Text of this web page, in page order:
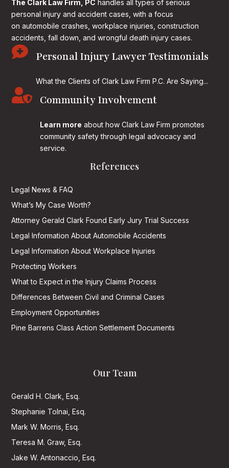
The Clark Law Firm, PC handles all types of serious
personal injury and accident cases, with a focus
on automobile crashes, workplace injuries, construction
accidents, fall down, and wrongful death injury cases.
 Personal Injury Lawyer Testimonials
What the Clients of Clark Law Firm P.C. Are Saying...
 Community Involvement
Learn more about how Clark Law Firm promotes
community safety through legal advocacy and
service.
References
Legal News & FAQ
What’s My Case Worth?
Attorney Gerald Clark Found Early Jury Trial Success
Legal Information About Automobile Accidents
Legal Information About Workplace Injuries
Protecting Workers
What to Expect in the Injury Claims Process
Differences Between Civil and Criminal Cases
Employment Opportunities
Pine Barrens Class Action Settlement Documents
Our Team
Gerald H. Clark, Esq.
Stephanie Tolnai, Esq.
Mark W. Morris, Esq.
Teresa M. Graw, Esq.
Jake W. Antonaccio, Esq.